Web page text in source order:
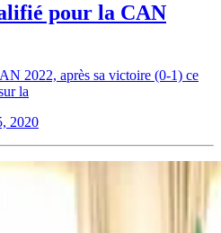
pour la CAN
2022, après sa victoire (0-1) ce
la
2020